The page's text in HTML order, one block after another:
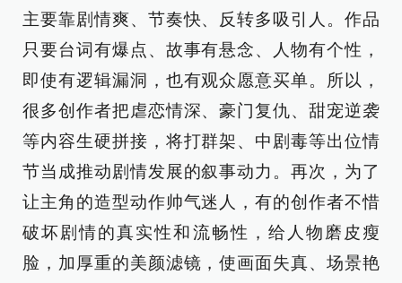
主要靠剧情爽、节奏快、反转多吸引人。作品
只要台词有爆点、故事有悬念、人物有个性，
即使有逻辑漏洞，也有观众愿意买单。所以，
很多创作者把虐恋情深、豪门复仇、甜宠逆袭
等内容生硬拼接，将打群架、中剧毒等出位情
节当成推动剧情发展的叙事动力。再次，为了
让主角的造型动作帅气迷人，有的创作者不惜
破坏剧情的真实性和流畅性，给人物磨皮瘦
脸，加厚重的美颜滤镜，使画面失真、场景艳